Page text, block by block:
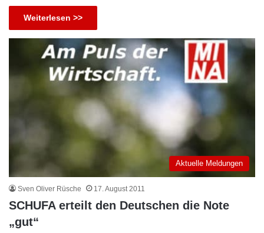
Weiterlesen >>
Aktuelle Meldungen
Sven Oliver Rüsche 17. August 2011
SCHUFA erteilt den Deutschen die Note
„gut“